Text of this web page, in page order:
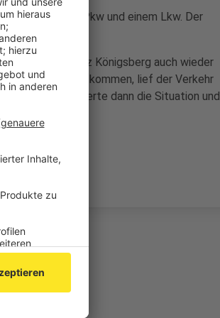
einem Pkw und einem Lkw. Der
mit.
am Rastplatz Königsberg auch wieder
Belgien kommen, lief der Verkehr
verschlimmerte dann die Situation und